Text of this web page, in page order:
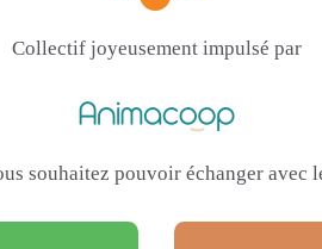
Collectif joyeusement impulsé par
souhaitez pouvoir échanger